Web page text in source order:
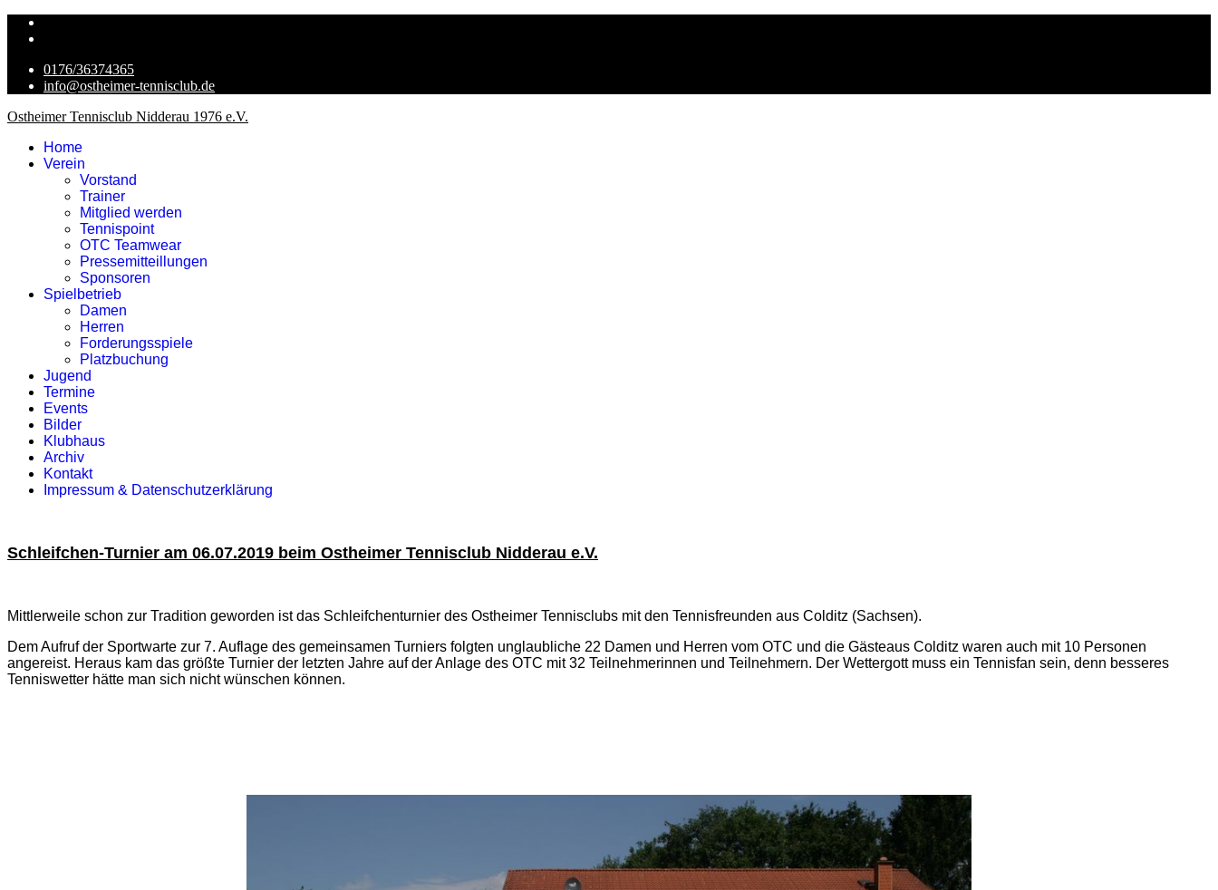
0176/36374365
info@ostheimer-tennisclub.de
Ostheimer Tennisclub Nidderau 1976 e.V.
Home
Verein
Vorstand
Trainer
Mitglied werden
Tennispoint
OTC Teamwear
Pressemitteillungen
Sponsoren
Spielbetrieb
Damen
Herren
Forderungsspiele
Platzbuchung
Jugend
Termine
Events
Bilder
Klubhaus
Archiv
Kontakt
Impressum & Datenschutzerklärung
Schleifchen-Turnier am 06.07.2019 beim Ostheimer Tennisclub Nidderau e.V.
Mittlerweile schon zur Tradition geworden ist das Schleifchenturnier des Ostheimer Tennisclubs mit den Tennisfreunden aus Colditz (Sachsen).
Dem Aufruf der Sportwarte zur 7. Auflage des gemeinsamen Turniers folgten unglaubliche 22 Damen und Herren vom OTC und die Gästeaus Colditz waren auch mit 10 Personen
angereist. Heraus kam das größte Turnier der letzten Jahre auf der Anlage des OTC mit 32 Teilnehmerinnen und Teilnehmern. Der Wettergott muss ein Tennisfan sein, denn besseres
Tenniswetter hätte man sich nicht wünschen können.